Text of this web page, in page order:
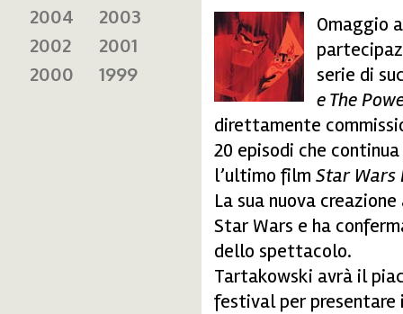
samurai-jack2.jpg
Omaggio
serie di
e The
direttamente
20 episodi che
l’ultimo film Star Wars
La sua nuova
Star Wars e ha
dello spettacolo.
Tartakowski avrà il
festival per presentare
2004
2003
2002
2001
2000
1999